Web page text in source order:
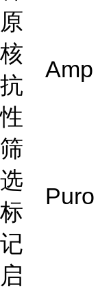
原
核
抗
性
Amp
筛
选
标
记
Puro
启